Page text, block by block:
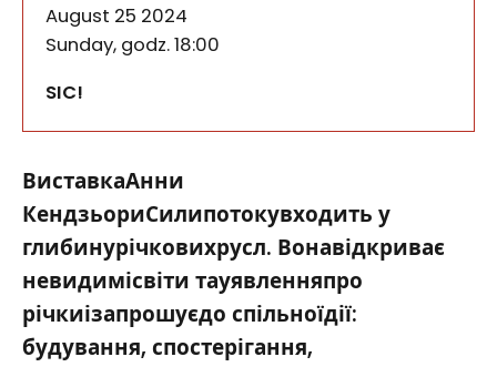
August 25 2024
Sunday, godz. 18:00
SIC!
ВиставкаАнни
КендзьориСилипотокувходить у
глибинурічковихрусл. Вонавідкриває
невидимісвіти тауявленняпро
річкиізапрошуєдо спільноїдії:
будування, спостерігання,